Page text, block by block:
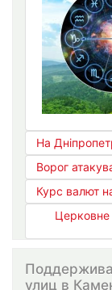
На
Ворог
Курс валют
Церковне
улиц в